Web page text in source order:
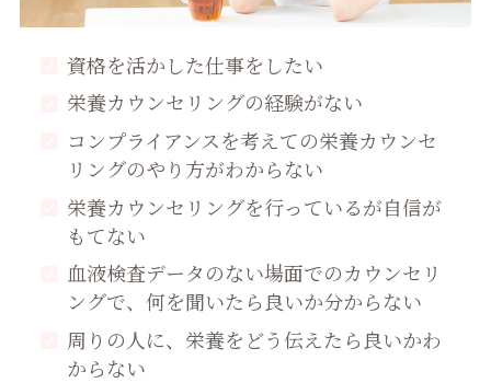
資格を活かした仕事をしたい
栄養カウンセリングの経験がない
コンプライアンスを考えての栄養カウンセ
リングのやり方がわからない
栄養カウンセリングを行っているが自信が
もてない
血液検査データのない場面でのカウンセリ
ングで、何を聞いたら良いか分からない
周りの人に、栄養をどう伝えたら良いかわ
からない